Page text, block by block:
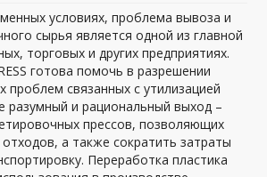
условиях, проблема вывоза и
сырья является одной из главной
торговых и других предприятиях.
готова помочь в разрешении
проблем связанных с утилизацией
разумный и рациональный выход –
прессов, позволяющих
а также сократить затраты
Переработка пластика